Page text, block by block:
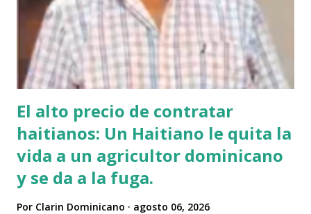
El alto precio de contratar
haitianos: Un Haitiano le quita la
vida a un agricultor dominicano
y se da a la fuga.
Por Clarin Dominicano agosto 06, 2026